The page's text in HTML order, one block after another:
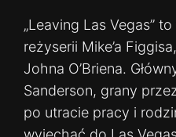
„Leaving Las Vegas”
reżyserii Mike’a
Johna O’Briena.
Sanderson, grany
po utracie pracy i